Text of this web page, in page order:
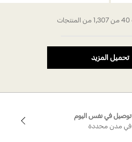
تحميل المزيد
توصيل في نفس اليوم
في مدن محددة